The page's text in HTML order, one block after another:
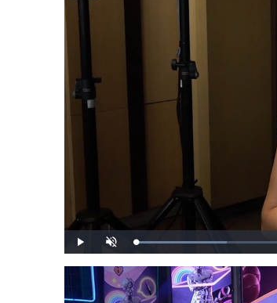
播
放
開
啟
效
載
入
畢
:
1